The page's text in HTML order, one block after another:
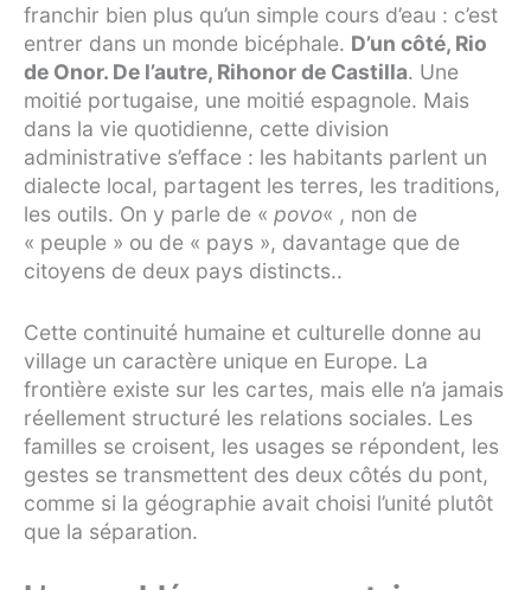
franchir bien plus qu’un simple cours d’eau : c’est
entrer dans un monde bicéphale. D’un côté, Rio
de Onor. De l’autre, Rihonor de Castilla. Une
moitié portugaise, une moitié espagnole. Mais
dans la vie quotidienne, cette division
administrative s’efface : les habitants parlent un
dialecte local, partagent les terres, les traditions,
les outils. On y parle de « povo« , non de
« peuple » ou de « pays », davantage que de
citoyens de deux pays distincts..
Cette continuité humaine et culturelle donne au
village un caractère unique en Europe. La
frontière existe sur les cartes, mais elle n’a jamais
réellement structuré les relations sociales. Les
familles se croisent, les usages se répondent, les
gestes se transmettent des deux côtés du pont,
comme si la géographie avait choisi l’unité plutôt
que la séparation.